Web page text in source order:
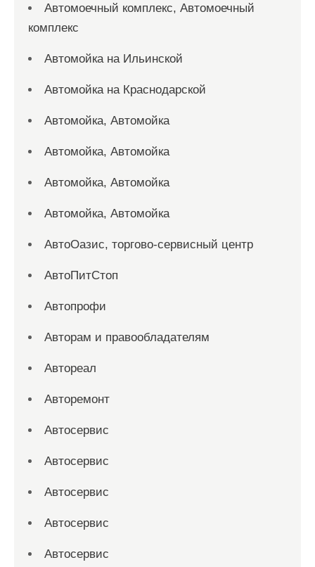
Автомоечный комплекс, Автомоечный
комплекс
Автомойка на Ильинской
Автомойка на Краснодарской
Автомойка, Автомойка
Автомойка, Автомойка
Автомойка, Автомойка
Автомойка, Автомойка
АвтоОазис, торгово-сервисный центр
АвтоПитСтоп
Автопрофи
Авторам и правообладателям
Автореал
Авторемонт
Автосервис
Автосервис
Автосервис
Автосервис
Автосервис